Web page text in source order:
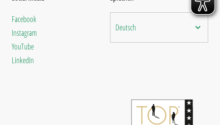
Facebook
Instagram
YouTube
LinkedIn
Deutsch